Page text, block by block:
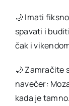
🌙 Imati
spavati i
čak i
🌙 Zamračite
navečer:
kada je tamno.